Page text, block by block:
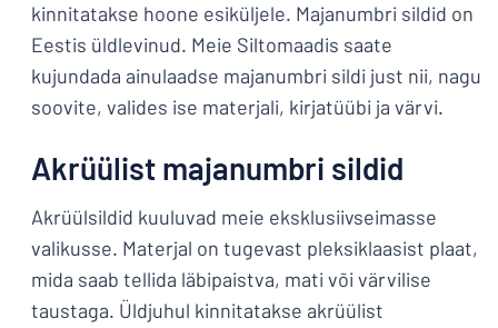
kinnitatakse hoone esiküljele. Majanumbri sildid on
Eestis üldlevinud. Meie Siltomaadis saate
kujundada ainulaadse majanumbri sildi just nii, nagu
soovite, valides ise materjali, kirjatüübi ja värvi.
Akrüülist majanumbri sildid
Akrüülsildid kuuluvad meie eksklusiivseimasse
valikusse. Materjal on tugevast pleksiklaasist plaat,
mida saab tellida läbipaistva, mati või värvilise
taustaga. Üldjuhul kinnitatakse akrüülist